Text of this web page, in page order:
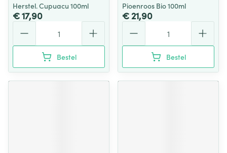
Herstel. Cupuacu 100ml
€ 17,90
Bestel
Pioenroos Bio 100ml
€ 21,90
Bestel